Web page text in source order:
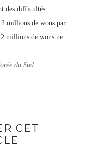
des difficultés
millions de wons par
millions de wons ne
du Sud
CET